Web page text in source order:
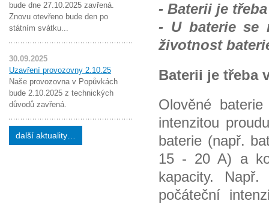
bude dne 27.10.2025 zavřená.
Znovu otevřeno bude den po
státním svátku...
30.09.2025
Uzavření provozovny 2.10.25
Naše provozovna v Popůvkách
bude 2.10.2025 z technických
důvodů zavřená.
další aktuality…
- Baterii je
- U baterie se
životnost
Baterii je třeba
Olověné
intenzitou
baterie (např.
15 - 20 A) a
kapacity.
počáteční